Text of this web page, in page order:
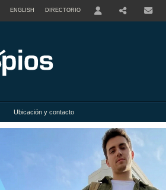
ENGLISH DIRECTORIO
Ubicación y contacto